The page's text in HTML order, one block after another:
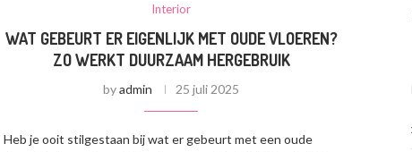
Interior
WAT GEBEURT ER EIGENLIJK MET OUDE VLOEREN?
ZO WERKT DUURZAAM HERGEBRUIK
byadmin 25 juli 2025
Heb je ooit stilgestaan bij wat er gebeurt met een oude